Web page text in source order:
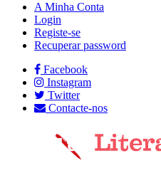
A Minha Conta
Login
Registe-se
Recuperar password
Facebook
Instagram
Twitter
Contacte-nos